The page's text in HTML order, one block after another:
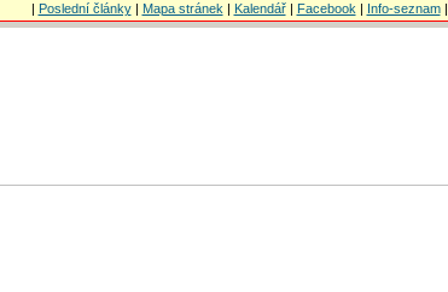
| Poslední články| Mapa stránek | Kalendář| Facebook | Info-seznam|